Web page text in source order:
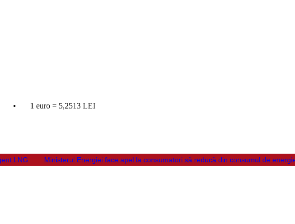
• 1 euro = 5,2513 LEI
LNG Ministerul Energiei face apel la consumatori să reducă din consumul de